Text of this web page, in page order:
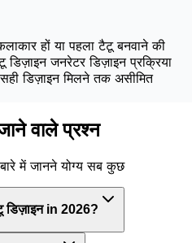
हों या पहला टैटू बनवाने की
डिज़ाइन जनरेटर डिज़ाइन प्रक्रिया
डिज़ाइन मिलने तक असीमित
वाले प्रश्न
में जानने योग्य सब कुछ
in 2026?